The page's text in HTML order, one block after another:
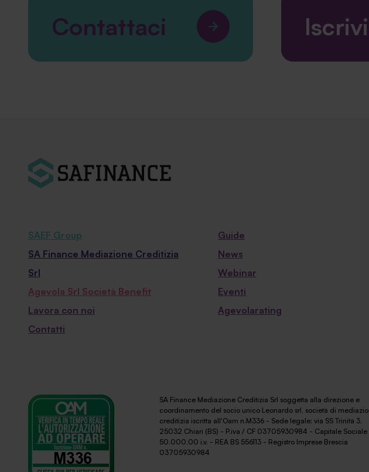
Contattaci
SAEF Group
SA Finance Mediazione Creditizia
Srl
Agevola Srl Società Benefit
Lavora con noi
Contatti
Guide
News
Webinar
Eventi
Agevolarating
SA Finance Mediazione Creditizia Srl soggetta alla direzione e
coordinamento del socio unico Leonardo srl, società di
creditizia iscritta all'Oam n.M336 - Sede legale: via SS Trinità 3,
25032 Chiari (BS) - P.iva / CF 03705930984 - Capitale Sociale
50.000,00 i.v. - REA BS 556113 - Registro Imprese Brescia
03705930984